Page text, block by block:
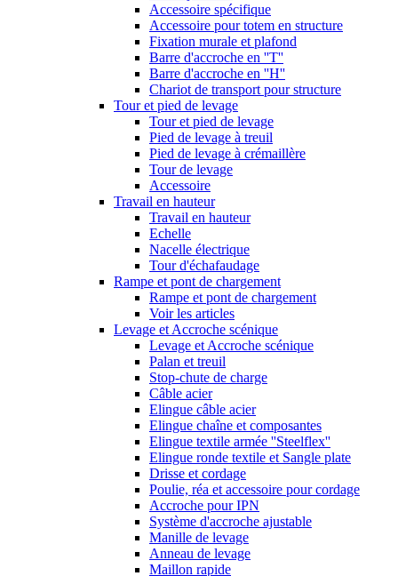
Accessoire spécifique
Accessoire pour totem en structure
Fixation murale et plafond
Barre d'accroche en ''T''
Barre d'accroche en ''H''
Chariot de transport pour structure
Tour et pied de levage
Tour et pied de levage
Pied de levage à treuil
Pied de levage à crémaillère
Tour de levage
Accessoire
Travail en hauteur
Travail en hauteur
Echelle
Nacelle électrique
Tour d'échafaudage
Rampe et pont de chargement
Rampe et pont de chargement
Voir les articles
Levage et Accroche scénique
Levage et Accroche scénique
Palan et treuil
Stop-chute de charge
Câble acier
Elingue câble acier
Elingue chaîne et composantes
Elingue textile armée ''Steelflex''
Elingue ronde textile et Sangle plate
Drisse et cordage
Poulie, réa et accessoire pour cordage
Accroche pour IPN
Système d'accroche ajustable
Manille de levage
Anneau de levage
Maillon rapide